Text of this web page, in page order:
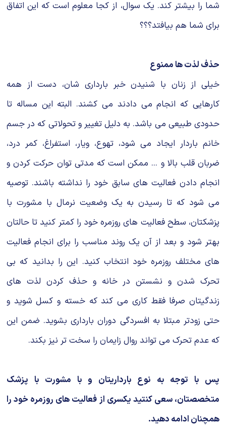
شما را بیشتر کند. یک سوال، از کجا معلوم است که این اتفاق
برای شما هم بیافتد؟؟؟
حذف لذت ها ممنوع
خیلی از زنان با شنیدن خبر بارداری شان، دست از همه
کارهایی که انجام می دادند می کشند. البته این مساله تا
حدودی طبیعی می باشد. به دلیل تغییر و تحولاتی که در جسم
خانم باردار ایجاد می شود، تهوع، ویار، استفراغ، کمر درد،
ضربان قلب بالا و ... ممکن است که مدتی توان حرکت کردن و
انجام دادن فعالیت های سابق خود را نداشته باشند. توصیه
می شود که تا رسیدن به یک وضعیت نرمال با مشورت با
پزشکتان، سطح فعالیت های روزمره خود را کمتر کنید تا حالتان
بهتر شود و بعد از آن یک روند مناسب را برای انجام فعالیت
های مختلف روزمره خود انتخاب کنید. این را بدانید که بی
تحرک شدن و نشستن در خانه و حذف کردن لذت های
زندگیتان صرفا فقط کاری می کند که خسته و کسل شوید و
حتی زودتر مبتلا به افسردگی دوران بارداری بشوید. ضمن این
که عدم تحرک می تواند روال زایمان را سخت تر نیز بکند.
پس با توجه به نوع بارداریتان و با مشورت با پزشک
متخصصتان، سعی کنتید یکسری از فعالیت های روزمره خود را
همچنان ادامه دهید.